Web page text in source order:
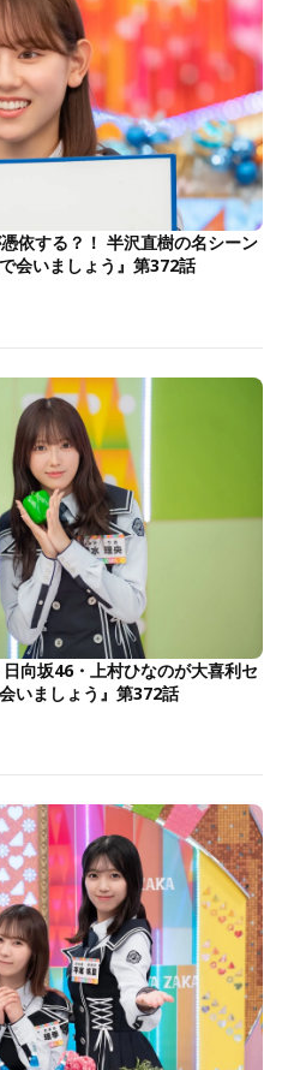
依する？！ 半沢直樹の名シーン
会いましょう』第372話
向坂46・上村ひなのが大喜利セ
いましょう』第372話